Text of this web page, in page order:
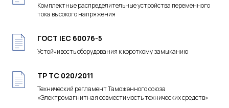
Комплектные распределительные устройства переменного
тока высокого напряжения
ГОСТ IEC 60076-5
Устойчивость оборудования к короткому замыканию
ТР ТС 020/2011
Технический регламент Таможенного союза
«Электромагнитная совместимость технических средств»